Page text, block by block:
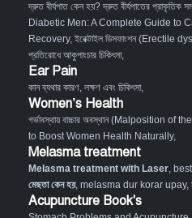
দ্রুত বীর্যপাত কেন হয়? দ্রুত বীর্যপাতের প্রাকৃতিক
Diabetic Men: A Complete Guide to
Recovery, ইরেক্টাইল ডিসফাংশন (Erectile
প্রতিরোধে আকুপাংচার চিকিৎসা,
Ear Pain
কান ব্যথার কারণ, লক্ষণ এবং চিকিৎসা,
Women’s Health
গর্ভাবস্থায় বাচ্চার অবস্থান (Malposition of
to Boost Women Health Naturally,
Melasma treatment
Melasma treatment with Laser,
মেছতা কেন হয়, melasma dur korar upay,
Acupuncture Book's